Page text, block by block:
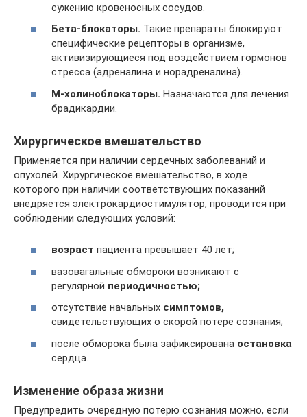
сужению кровеносных сосудов.
Бета-блокаторы. Такие препараты блокируют
специфические рецепторы в организме,
активизирующиеся под воздействием гормонов
стресса (адреналина и норадреналина).
М-холиноблокаторы. Назначаются для лечения
брадикардии.
Хирургическое вмешательство
Применяется при наличии сердечных заболеваний и
опухолей. Хирургическое вмешательство, в ходе
которого при наличии соответствующих показаний
внедряется электрокардиостимулятор, проводится при
соблюдении следующих условий:
возраст пациента превышает 40 лет;
вазовагальные обмороки возникают с
регулярной периодичностью;
отсутствие начальных симптомов,
свидетельствующих о скорой потере сознания;
после обморока была зафиксирована остановка
сердца.
Изменение образа жизни
Предупредить очередную потерю сознания можно, если